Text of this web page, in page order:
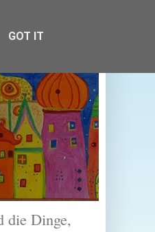
die Dinge,
GOT IT